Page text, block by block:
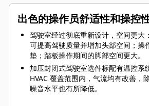
出色的操作员舒适性和操控
驾驶室经过彻底重新设计，空间更大
可提高驾驶质量并增加头部空间；操
垫；踏板操作期间的脚部空间更大。
加压封闭式驾驶室选件标配有温控系
HVAC 覆盖范围内，气流均有改善，
噪音水平也有所降低。